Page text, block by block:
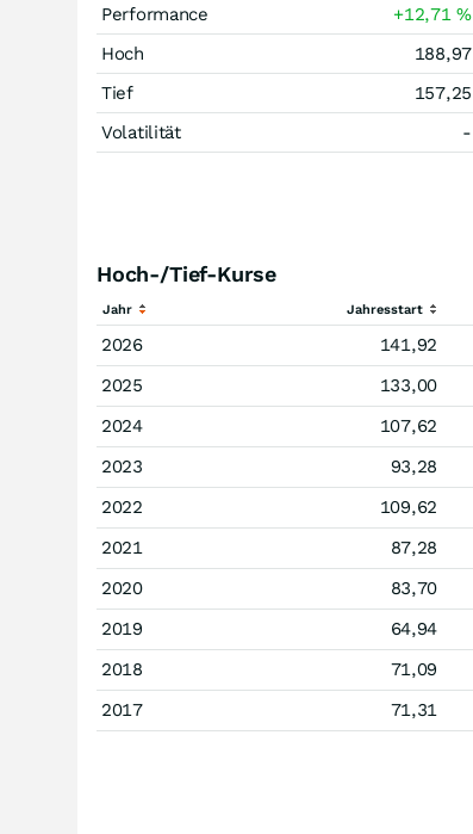
Performance +12,71%
Hoch
188,97
Tief
157,25
Volatilität
-
Hoch-/Tief-Kurse
Jahr Jahresstart
2026 141,92
2025
133,00
2024
107,62
2023
93,28
2022
109,62
2021
87,28
2020
83,70
2019
64,94
2018
71,09
2017
71,31